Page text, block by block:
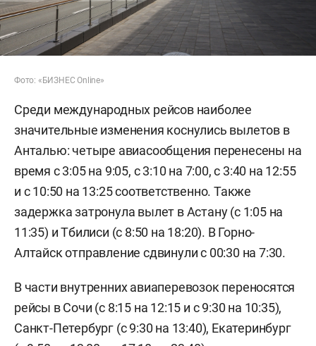
Фото: «БИЗНЕС Online»
Среди международных рейсов наиболее
значительные изменения коснулись вылетов в
Анталью: четыре авиасообщения перенесены на
время с 3:05 на 9:05, с 3:10 на 7:00, с 3:40 на 12:55
и с 10:50 на 13:25 соответственно. Также
задержка затронула вылет в Астану (с 1:05 на
11:35) и Тбилиси (с 8:50 на 18:20). В Горно-
Алтайск отправление сдвинули с 00:30 на 7:30.
В части внутренних авиаперевозок переносятся
рейсы в Сочи (с 8:15 на 12:15 и с 9:30 на 10:35),
Санкт-Петербург (с 9:30 на 13:40), Екатеринбург